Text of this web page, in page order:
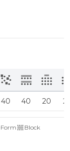
40 40 20
Block